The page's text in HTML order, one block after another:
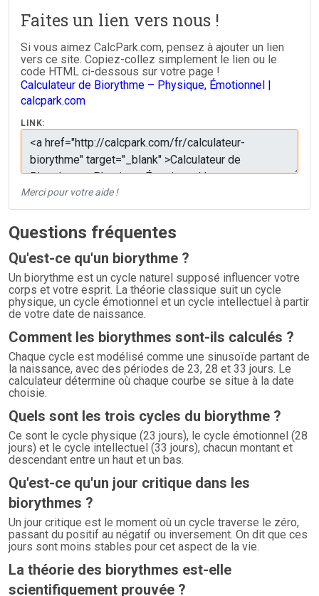
Faites un lien vers nous !
Si vous aimez CalcPark.com, pensez à ajouter un lien
vers ce site. Copiez-collez simplement le lien ou le
code HTML ci-dessous sur votre page !
Calculateur de Biorythme – Physique, Émotionnel |
calcpark.com
LINK:
Merci pour votre aide !
Questions fréquentes
Qu'est-ce qu'un biorythme ?
Un biorythme est un cycle naturel supposé influencer votre
corps et votre esprit. La théorie classique suit un cycle
physique, un cycle émotionnel et un cycle intellectuel à partir
de votre date de naissance.
Comment les biorythmes sont-ils calculés ?
Chaque cycle est modélisé comme une sinusoïde partant de
la naissance, avec des périodes de 23, 28 et 33 jours. Le
calculateur détermine où chaque courbe se situe à la date
choisie.
Quels sont les trois cycles du biorythme ?
Ce sont le cycle physique (23 jours), le cycle émotionnel (28
jours) et le cycle intellectuel (33 jours), chacun montant et
descendant entre un haut et un bas.
Qu'est-ce qu'un jour critique dans les
biorythmes ?
Un jour critique est le moment où un cycle traverse le zéro,
passant du positif au négatif ou inversement. On dit que ces
jours sont moins stables pour cet aspect de la vie.
La théorie des biorythmes est-elle
scientifiquement prouvée ?